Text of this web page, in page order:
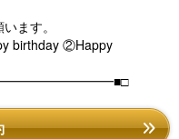
ます。
birthday ②Happy